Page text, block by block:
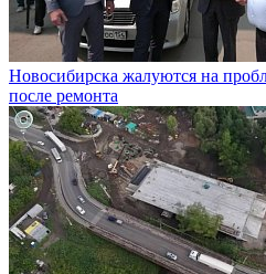
Новосибирска жалуются на
после ремонта